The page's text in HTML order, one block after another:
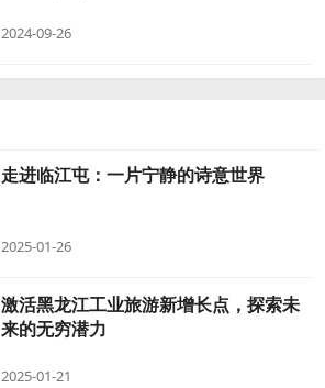
2024-09-26
走进临江屯：一片宁静的诗意世界
2025-01-26
激活黑龙江工业旅游新增长点，探索未
来的无穷潜力
2025-01-21